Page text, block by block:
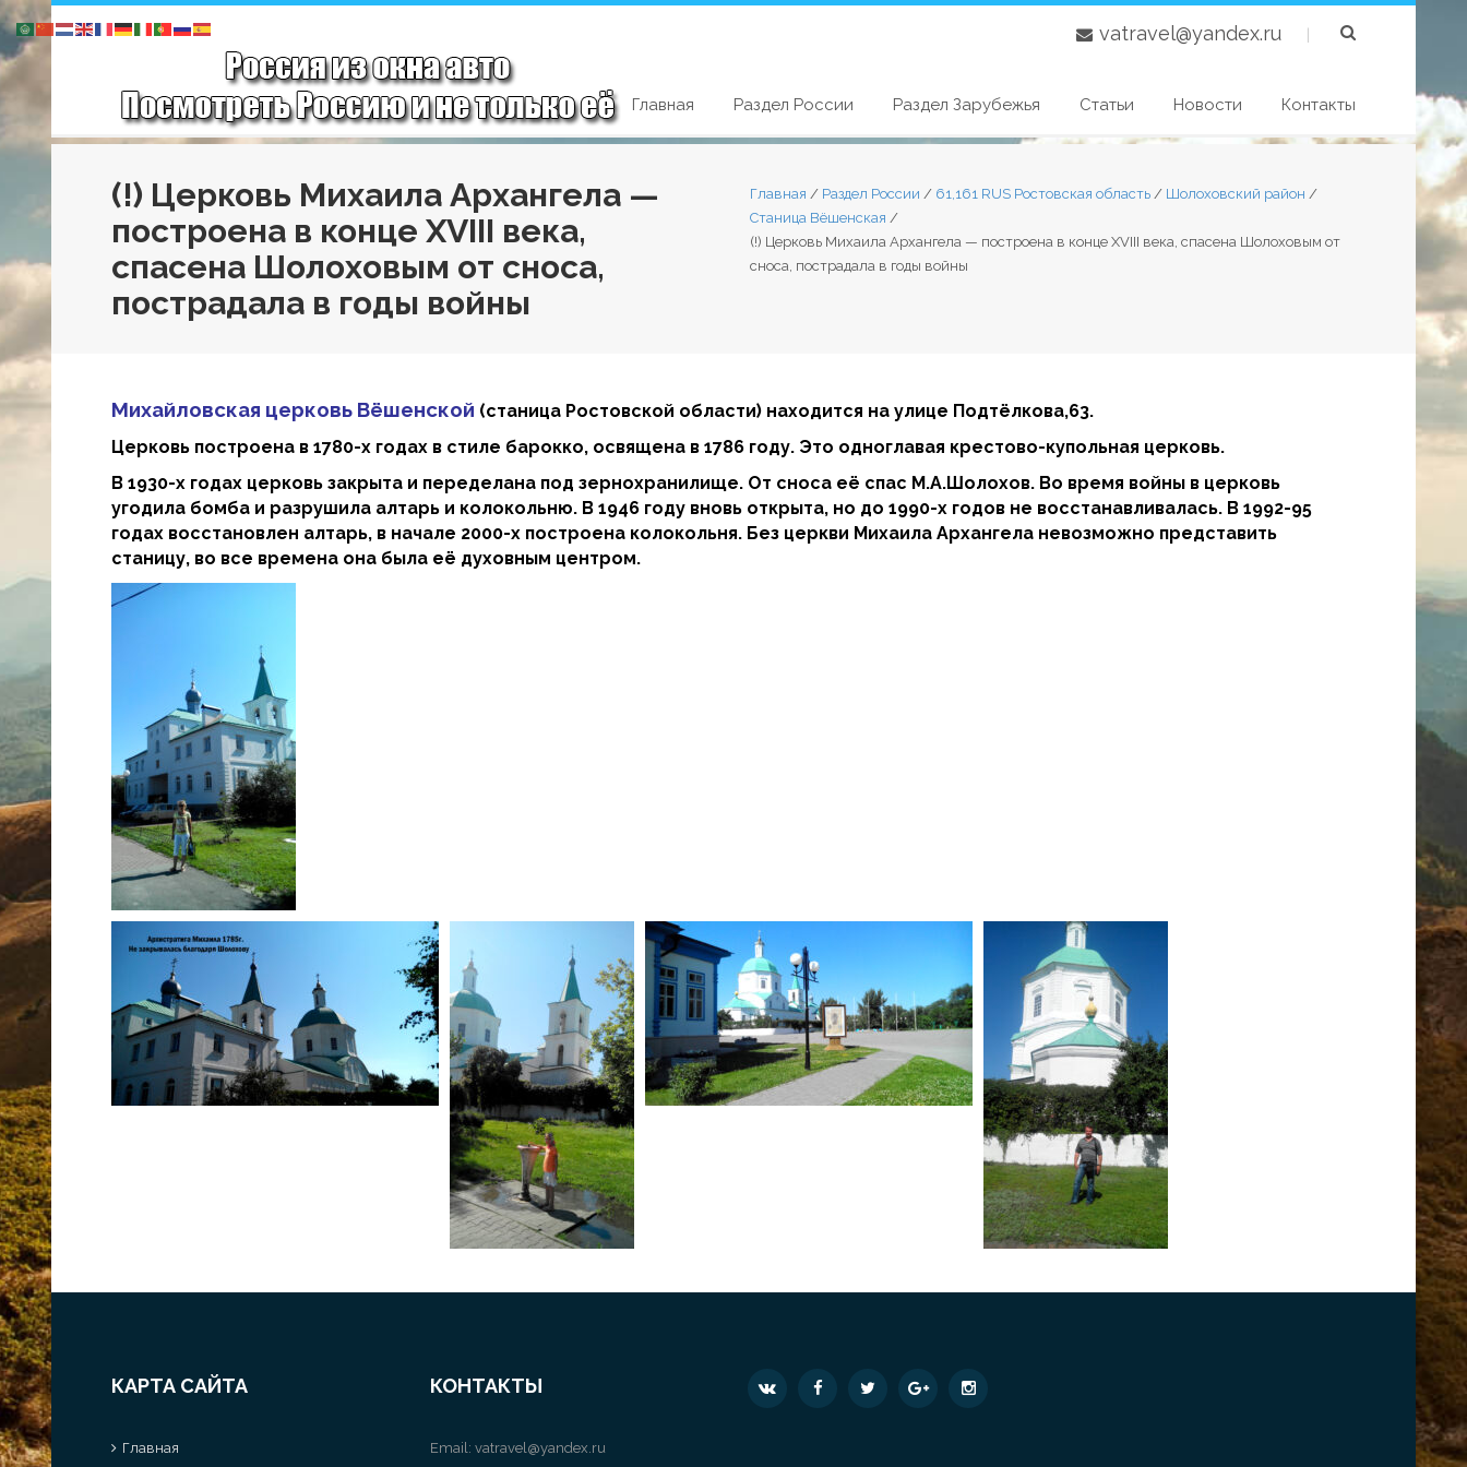
vatravel@yandex.ru |
Главная Раздел России Раздел Зарубежья Статьи Новости Контакты
(!) Церковь Михаила Архангела —
построена в конце XVIII века,
спасена Шолоховым от сноса,
пострадала в годы войны
Главная / Раздел России / 61,161 RUS Ростовская область / Шолоховский район /
Станица Вёшенская /
(!) Церковь Михаила Архангела — построена в конце XVIII века, спасена Шолоховым от
сноса, пострадала в годы войны
Михайловская церковь Вёшенской (станица Ростовской области) находится на улице Подтёлкова,63.
Церковь построена в 1780-х годах в стиле барокко, освящена в 1786 году. Это одноглавая крестово-купольная церковь.
В 1930-х годах церковь закрыта и переделана под зернохранилище. От сноса её спас М.А.Шолохов. Во время войны в церковь
угодила бомба и разрушила алтарь и колокольню. В 1946 году вновь открыта, но до 1990-х годов не восстанавливалась. В 1992-95
годах восстановлен алтарь, в начале 2000-х построена колокольня. Без церкви Михаила Архангела невозможно представить
станицу, во все времена она была её духовным центром.
КАРТА САЙТА
Главная
КОНТАКТЫ
Email: vatravel@yandex.ru